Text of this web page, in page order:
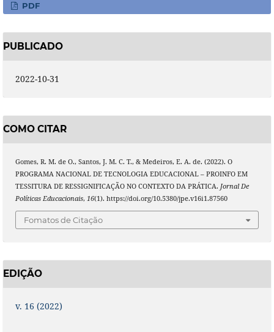
PDF
PUBLICADO
2022-10-31
COMO CITAR
Gomes, R. M. de O., Santos, J. M. C. T., & Medeiros, E. A. de. (2022). O
PROGRAMA NACIONAL DE TECNOLOGIA EDUCACIONAL – PROINFO EM
TESSITURA DE RESSIGNIFICAÇÃO NO CONTEXTO DA PRÁTICA. Jornal De
Políticas Educacionais, 16(1). https://doi.org/10.5380/jpe.v16i1.87560
Fomatos de Citação
EDIÇÃO
v. 16 (2022)